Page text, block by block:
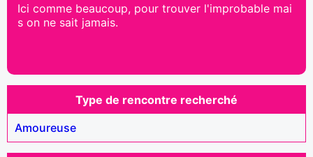
Ici comme beaucoup, pour trouver l'improbable mai
s on ne sait jamais.
Type de rencontre recherché
Amoureuse